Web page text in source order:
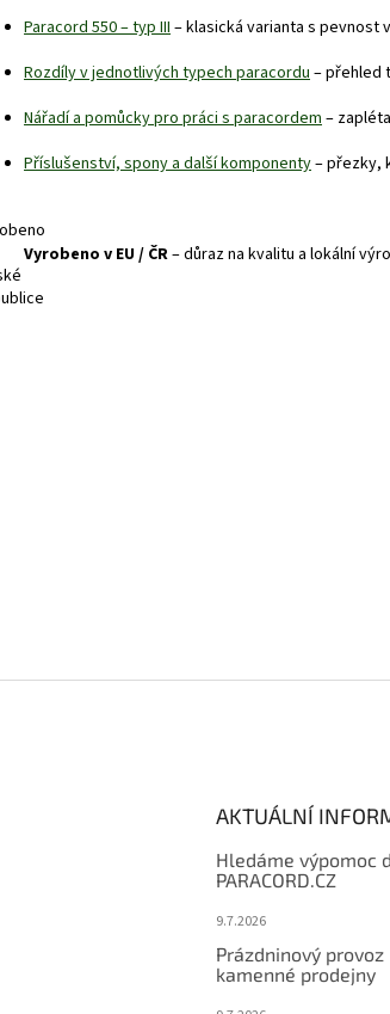
Paracord 550 – typ III – klasická varianta s pevnost
Rozdíly v jednotlivých typech paracordu – přehled
Nářadí a pomůcky pro práci s paracordem –
Příslušenství, spony a další komponenty– přezky,
Vyrobeno v EU / ČR– důraz na kvalitu a lokální
AKTUÁLNÍ
Hledáme výpomoc
PARACORD.CZ
9.7.2026
Prázdninový provoz
kamenné prodejny